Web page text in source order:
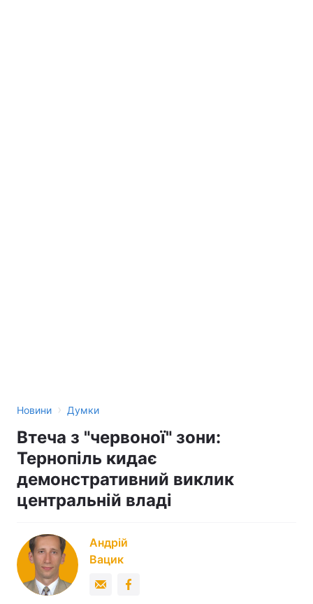
Новини › Думки
Втеча з "червоної" зони:
Тернопіль кидає
демонстративний виклик
центральній владі
Андрій
Вацик